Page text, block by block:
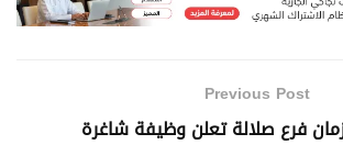
Previous Post
فرع صلالة تعلن وظيفة شاغرة